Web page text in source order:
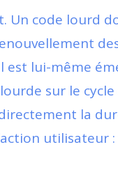
Un code lourd
lui-même
sur le
la
utilisateur